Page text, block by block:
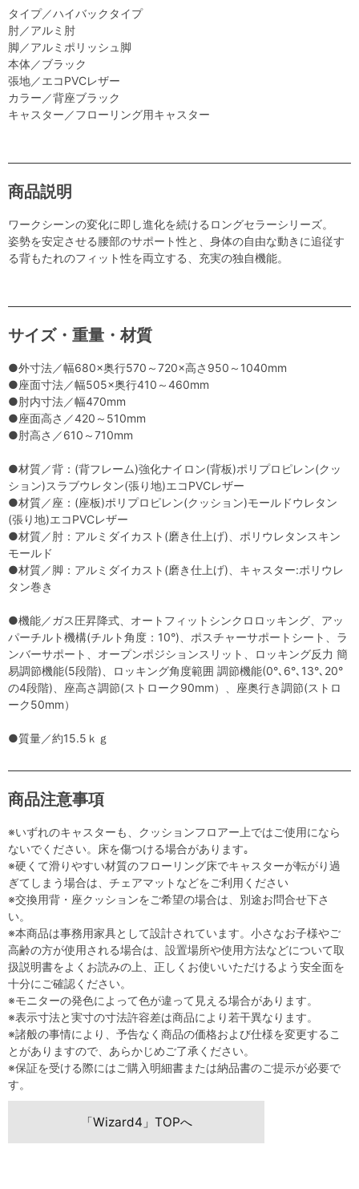
タイプ／ハイバックタイプ
肘／アルミ肘
脚／アルミポリッシュ脚
本体／ブラック
張地／エコPVCレザー
カラー／背座ブラック
キャスター／フローリング用キャスター
商品説明
ワークシーンの変化に即し進化を続けるロングセラーシリーズ。
姿勢を安定させる腰部のサポート性と、身体の自由な動きに追従す
る背もたれのフィット性を両立する、充実の独自機能。
サイズ・重量・材質
●外寸法／幅680×奥行570～720×高さ950～1040mm
●座面寸法／幅505×奥行410～460mm
●肘内寸法／幅470mm
●座面高さ／420～510mm
●肘高さ／610～710mm
●材質／背：(背フレーム)強化ナイロン(背板)ポリプロピレン(クッ
ション)スラブウレタン(張り地)エコPVCレザー
●材質／座：(座板)ポリプロピレン(クッション)モールドウレタン
(張り地)エコPVCレザー
●材質／肘：アルミダイカスト(磨き仕上げ)、ポリウレタンスキン
モールド
●材質／脚：アルミダイカスト(磨き仕上げ)、キャスター:ポリウレ
タン巻き
●機能／ガス圧昇降式、オートフィットシンクロロッキング、アッ
パーチルト機構(チルト角度：10°)、ポスチャーサポートシート、ラ
ンバーサポート、オープンポジションスリット、ロッキング反力 簡
易調節機能(5段階)、ロッキング角度範囲 調節機能(0°､6°､13°､20°
の4段階)、座高さ調節(ストローク90mm）、座奥行き調節(ストロ
ーク50mm）
●質量／約15.5ｋｇ
商品注意事項
※いずれのキャスターも、クッションフロアー上ではご使用になら
ないでください。床を傷つける場合があります｡
※硬くて滑りやすい材質のフローリング床でキャスターが転がり過
ぎてしまう場合は、チェアマットなどをご利用ください
※交換用背・座クッションをご希望の場合は、別途お問合せ下さ
い。
※本商品は事務用家具として設計されています。小さなお子様やご
高齢の方が使用される場合は、設置場所や使用方法などについて取
扱説明書をよくお読みの上、正しくお使いいただけるよう安全面を
十分にご確認ください。
※モニターの発色によって色が違って見える場合があります。
※表示寸法と実寸の寸法許容差は商品により若干異なります。
※諸般の事情により、予告なく商品の価格および仕様を変更するこ
とがありますので、あらかじめご了承ください。
※保証を受ける際にはご購入明細書または納品書のご提示が必要で
す。
「Wizard4」TOPへ